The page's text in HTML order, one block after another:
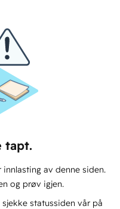
tapt.
av denne siden.
og prøv igjen.
statussiden vår på